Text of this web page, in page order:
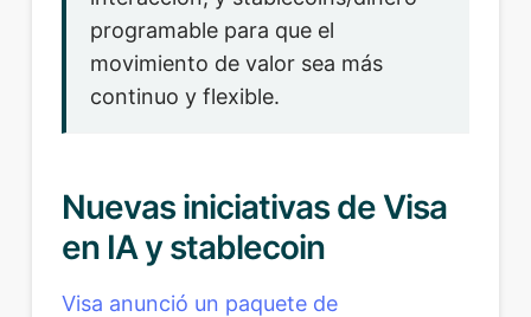
programable para que el
movimiento de valor sea más
continuo y flexible.
Nuevas iniciativas de Visa
en IA y stablecoin
Visa anunció un paquete de